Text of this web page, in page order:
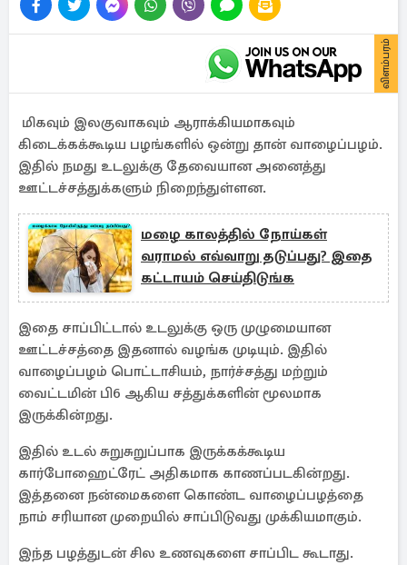
விளம்பரம்
மிகவும் இலகுவாகவும் ஆராக்கியமாகவும்
கிடைக்கக்கூடிய பழங்களில் ஒன்று தான் வாழைப்பழம்.
இதில் நமது உடலுக்கு தேவையான அனைத்து
ஊட்டச்சத்துக்களும் நிறைந்துள்ளன.
மழை காலத்தில் நோய்கள்
வராமல் எவ்வாறு தடுப்பது? இதை
கட்டாயம் செய்திடுங்க
இதை சாப்பிட்டால் உடலுக்கு ஒரு முழுமையான
ஊட்டச்சத்தை இதனால் வழங்க முடியும். இதில்
வாழைப்பழம் பொட்டாசியம், நார்ச்சத்து மற்றும்
வைட்டமின் பி6 ஆகிய சத்துக்களின் மூலமாக
இருக்கின்றது.
இதில் உடல் சுறுசுறுப்பாக இருக்கக்கூடிய
கார்போஹைட்ரேட் அதிகமாக காணப்படகின்றது.
இத்தனை நன்மைகளை கொண்ட வாழைப்பழத்தை
நாம் சரியான முறையில் சாப்பிடுவது முக்கியமாகும்.
இந்த பழத்துடன் சில உணவுகளை சாப்பிட கூடாது.